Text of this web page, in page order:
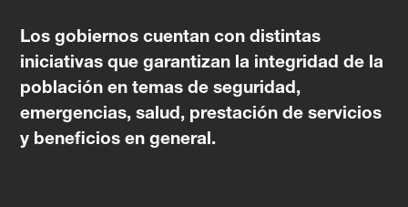
Los gobiernos cuentan con distintas
iniciativas que garantizan la integridad de la
población en temas de seguridad,
emergencias, salud, prestación de servicios
y beneficios en general.